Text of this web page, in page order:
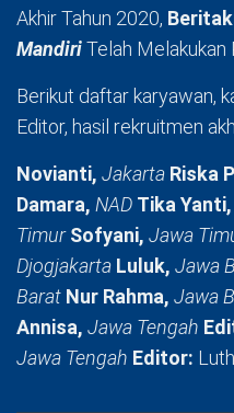
Akhir Tahun 2020,
MandiriTelah Melakukan
Berikut daftar karyawan,
Editor, hasil rekruitmen
Novianti, Jakarta Riska
Damara, NAD Tika Yanti,
TimurSofyani, Jawa
Djogjakarta Luluk, Jawa
Barat Nur Rahma, Jawa
Annisa, Jawa Tengah
Jawa Tengah Editor: